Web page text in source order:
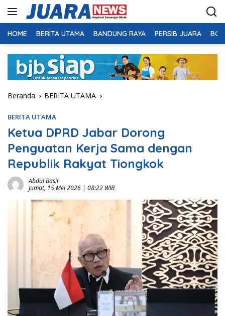
HOME BERITA UTAMA BANDUNG RAYA PERSIB JUARA
Beranda BERITA UTAMA
BERITA UTAMA
Ketua DPRD Jabar Dorong
Penguatan Kerja Sama dengan
Republik Rakyat Tiongkok
Abdul Basir
Jumat, 15 Mei 2026 | 08:22 WIB